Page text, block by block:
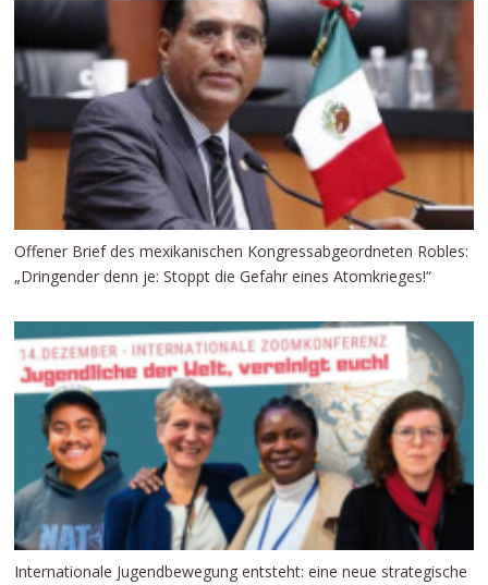
Offener Brief des mexikanischen Kongressabgeordneten Robles:
„Dringender denn je: Stoppt die Gefahr eines Atomkrieges!“
Internationale Jugendbewegung entsteht: eine neue strategische